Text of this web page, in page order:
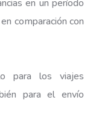
en un período
comparación con
para los viajes
para el envío